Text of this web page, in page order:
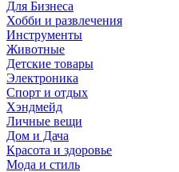
Для Бизнеса
Хобби и развлечения
Инструменты
Животные
Детские товары
Электроника
Спорт и отдых
Хэндмейд
Личные вещи
Дом и Дача
Красота и здоровье
Мода и стиль